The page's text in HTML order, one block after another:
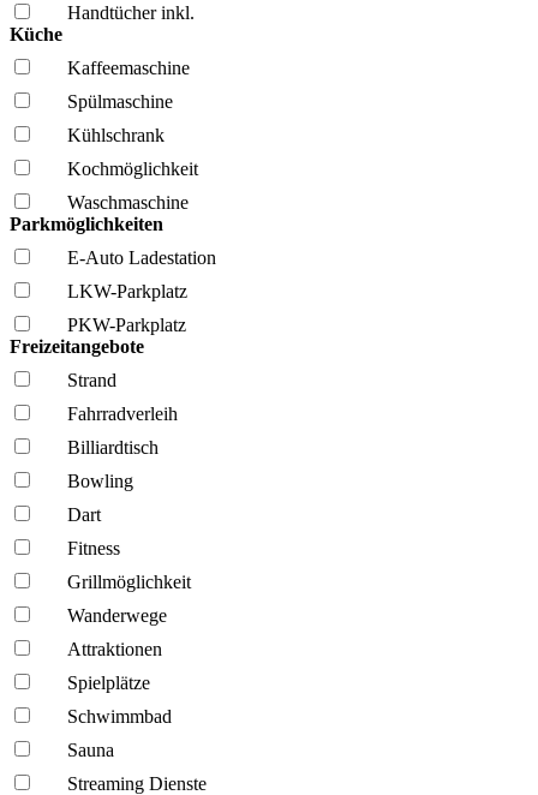
Handtücher inkl.
Küche
Kaffee­maschine
Spül­maschine
Kühl­schrank
Kochmöglich­keit
Wasch­maschine
Parkmöglichkeiten
E-Auto Ladestation
LKW-Parkplatz
PKW-Parkplatz
Freizeitangebote
Strand
Fahrrad­verleih
Billiardtisch
Bowling
Dart
Fitness
Grillmöglich­keit
Wanderwege
Attraktionen
Spielplätze
Schwimmbad
Sauna
Streaming Dienste